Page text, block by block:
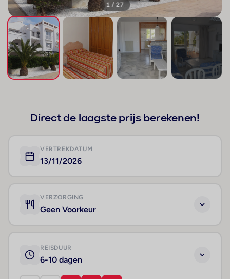
1 / 27
Direct de laagste prijs berekenen!
VERTREKDATUM
13/11/2026
VERZORGING
Geen Voorkeur
REISDUUR
6-10 dagen